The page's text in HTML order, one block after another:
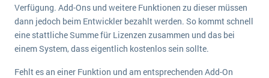
Verfügung. Add-Ons und weitere Funktionen zu dieser müssen
dann jedoch beim Entwickler bezahlt werden. So kommt schnell
eine stattliche Summe für Lizenzen zusammen und das bei
einem System, dass eigentlich kostenlos sein sollte.
Fehlt es an einer Funktion und am entsprechenden Add-On